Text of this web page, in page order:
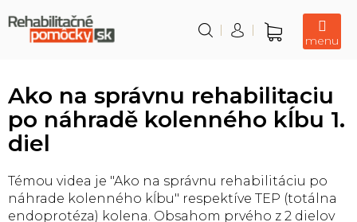
na
obsah
Nákupný
Ako na správnu rehabilitaciu
po náhradě kolenného kĺbu 1.
diel
Témou videa je "Ako na správnu rehabilitáciu po
náhrade kolenného kĺbu" respektíve TEP (totálna
endoprotéza) kolena. Obsahom prvého z 2 dielov